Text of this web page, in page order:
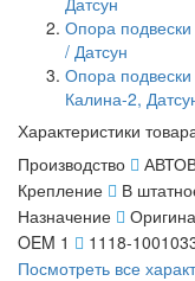
Опора
/ Датсун
Опора
Калина-2,
Характеристики
Производство
Крепление
В
Назначение
OEM 1
1118-
Посмотреть все